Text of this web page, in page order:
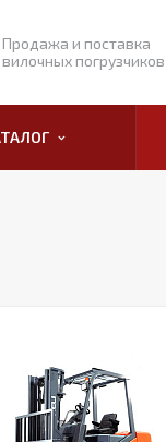
Продажа и поставка
вилочных погрузчиков